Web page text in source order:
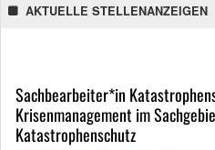
AKTUELLE STELLENANZEIGEN
Sachbearbeiter*in
Krisenmanagement im
Katastrophenschutz